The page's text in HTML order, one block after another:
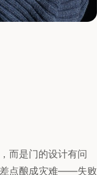
而是门的设计有问
差点酿成灾难——失败